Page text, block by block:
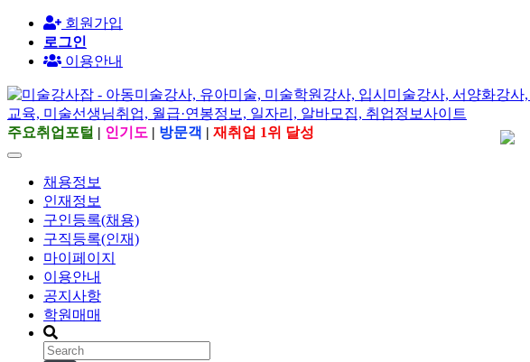
회원가입
로그인
이용안내
주요취업포털 | 인기도 | 방문객 | 재취업 1위 달성
채용정보
인재정보
구인등록(채용)
구직등록(인재)
마이페이지
이용안내
공지사항
학원매매